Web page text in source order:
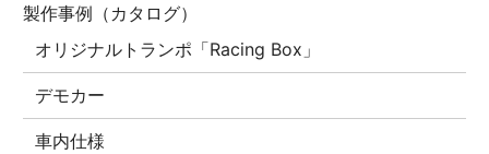
製作事例（カタログ）
オリジナルトランポ「Racing Box」
デモカー
車内仕様